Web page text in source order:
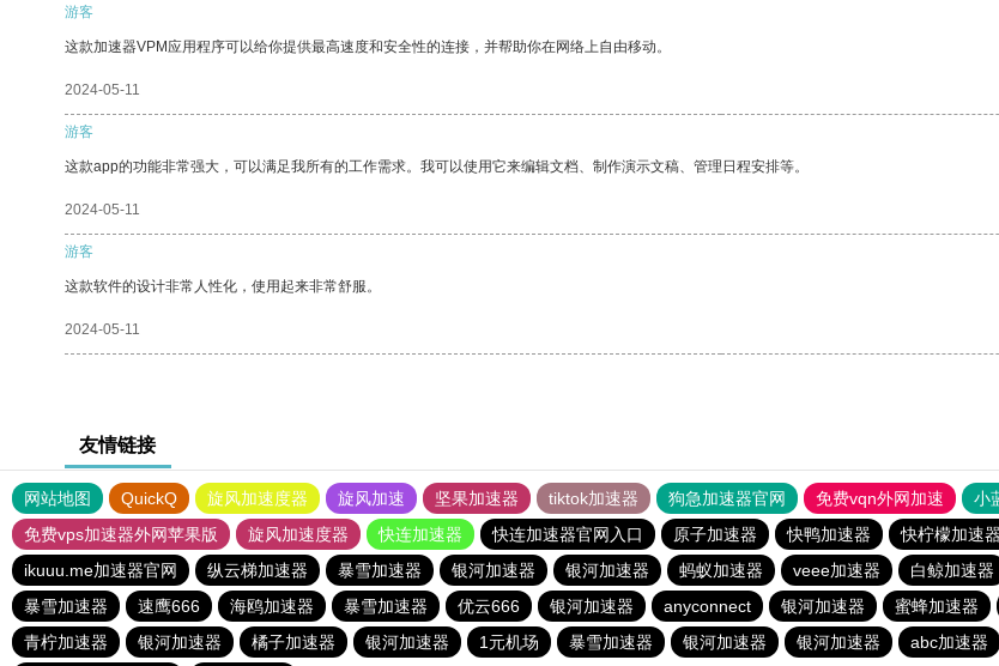
游客
这款加速器VPM应用程序可以给你提供最高速度和安全性的连接，并帮助你在网络上自由移动。
2024-05-11
游客
这款app的功能非常强大，可以满足我所有的工作需求。我可以使用它来编辑文档、制作演示文稿、管理日程安排等。
2024-05-11
游客
这款软件的设计非常人性化，使用起来非常舒服。
2024-05-11
友情链接
网站地图 QuickQ 旋风加速度器 旋风加速 坚果加速器 tiktok加速器 狗急加速器官网 免费vqn外网加速 小
免费vps加速器外网苹果版
旋风加速度器 快连加速器 快连加速器官网入口 原子加速器 快鸭加速器 快柠檬加速器
ikuuu.me加速器官网
纵云梯加速器 暴雪加速器 银河加速器 银河加速器 蚂蚁加速器 veee加速器 白鲸加速器
暴雪加速器
速鹰666 海鸥加速器 暴雪加速器 优云666 银河加速器 anyconnect 银河加速器 蜜蜂加速器
青柠加速器
银河加速器 橘子加速器 银河加速器 1元机场 暴雪加速器 银河加速器 银河加速器 abc加速器